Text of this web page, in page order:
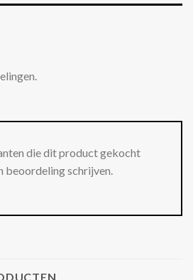
die dit product gekocht
beoordeling schrijven.